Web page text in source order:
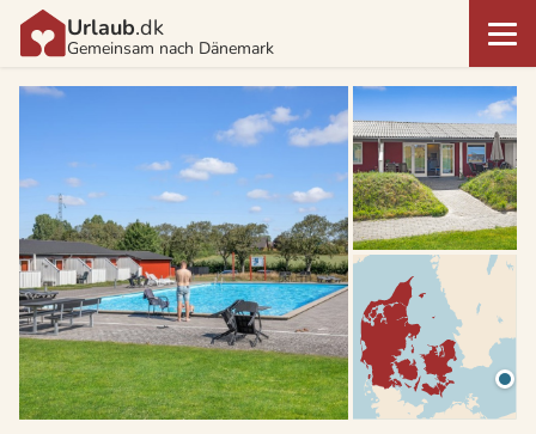
Urlaub.dk
Gemeinsam nach Dänemark